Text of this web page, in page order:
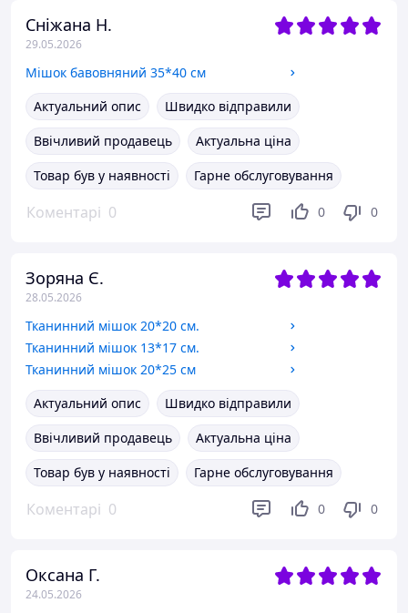
Сніжана Н.
29.05.2026
Мішок бавовняний 35*40 см
Актуальний опис
Швидко відправили
Ввічливий продавець
Актуальна ціна
Товар був у наявності
Гарне обслуговування
Коментарі 0 0 0
Зоряна Є.
28.05.2026
Тканинний мішок 20*20 см.
Тканинний мішок 13*17 см.
Тканинний мішок 20*25 см
Актуальний опис
Швидко відправили
Ввічливий продавець
Актуальна ціна
Товар був у наявності
Гарне обслуговування
Коментарі 0 0 0
Оксана Г.
24.05.2026